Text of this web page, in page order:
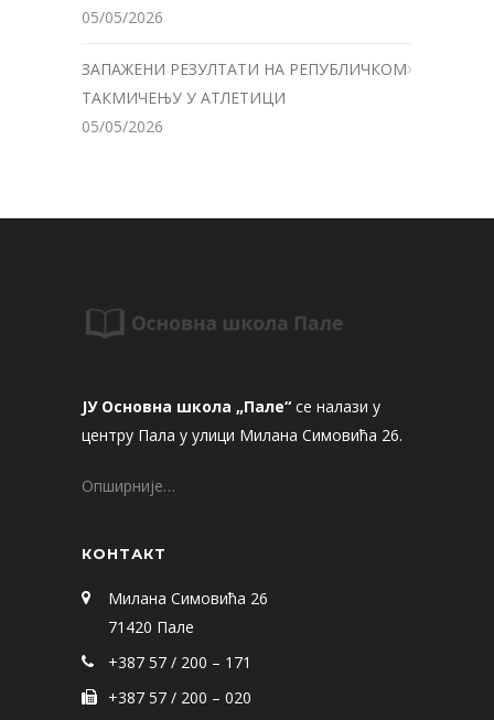
05/05/2026
ЗАПАЖЕНИ РЕЗУЛТАТИ НА РЕПУБЛИЧКОМ
ТАКМИЧЕЊУ У АТЛЕТИЦИ
05/05/2026
ЈУ Основна школа „Пале“ се налази у
центру Пала у улици Милана Симовића 26.
Опширније…
КОНТАКТ
Милана Симовића 26
71420 Пале
+387 57 / 200 – 171
+387 57 / 200 – 020